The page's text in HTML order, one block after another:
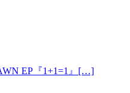
EP『1+1=1』 […]